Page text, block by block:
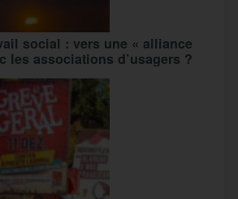
social : vers une « alliance
les associations d’usagers ?